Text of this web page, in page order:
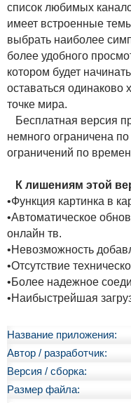
список любимых
имеет встроенные
выбрать наиболее
более удобного
котором будет
оставаться
точке мира.
Бесплатная версия
немного ограничена
ограничений по
К лишениям этой
•Функция картинка в
•Автоматическое
онлайн тв.
•Невозможность
•Отсутствие
•Более надежное
•Наибыстрейшая
Название приложения:
Автор / разработчик:
Версия / сборка:
Размер файла: